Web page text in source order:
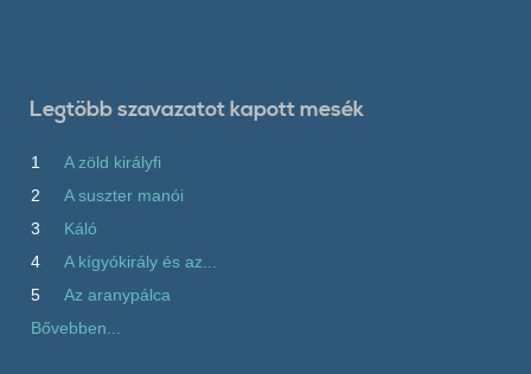
Legtöbb szavazatot kapott mesék
1
A zöld királyfi
2
A suszter manói
3
Káló
4
A kígyókirály és az...
5
Az aranypálca
Bővebben...